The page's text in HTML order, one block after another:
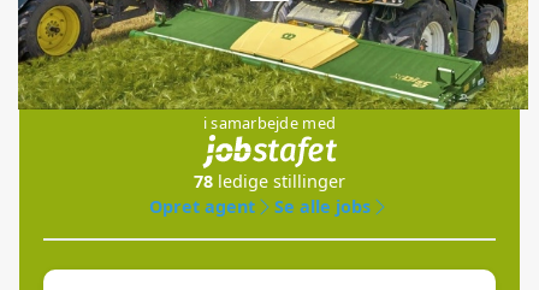
Jobs
i samarbejde med
78 ledige stillinger
Opret agent
Se alle jobs